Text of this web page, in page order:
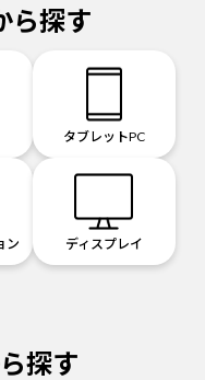
ら探す
タブレットPC
ン ディスプレイ
探す